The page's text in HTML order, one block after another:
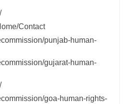
Contact
punjab-human-
gujarat-human-
goa-human-rights-